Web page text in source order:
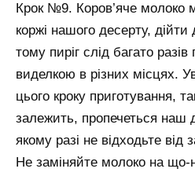
Крок №9. Коров’яче молоко
коржі нашого десерту,
тому пиріг слід багато
виделкою в різних місцях.
цього кроку приготування,
залежить, пропечеться наш
якому разі не відходьте від
Не заміняйте молоко на